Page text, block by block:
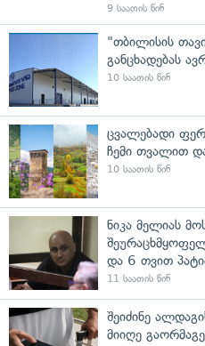
9 საათის წინ
"თბილისის
განცხადებას
10 საათის წინ
ცვალებადი
ჩემი თვალით
10 საათის წინ
ნიკა მელიას
და 6 თვით
11 საათის წინ
შეიძინე
მიიღე